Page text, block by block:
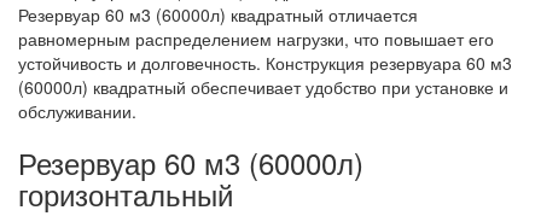
Резервуар 60 м3 (60000л) квадратный отличается
равномерным распределением нагрузки, что повышает его
устойчивость и долговечность. Конструкция резервуара 60 м3
(60000л) квадратный обеспечивает удобство при установке и
обслуживании.
Резервуар 60 м3 (60000л)
горизонтальный